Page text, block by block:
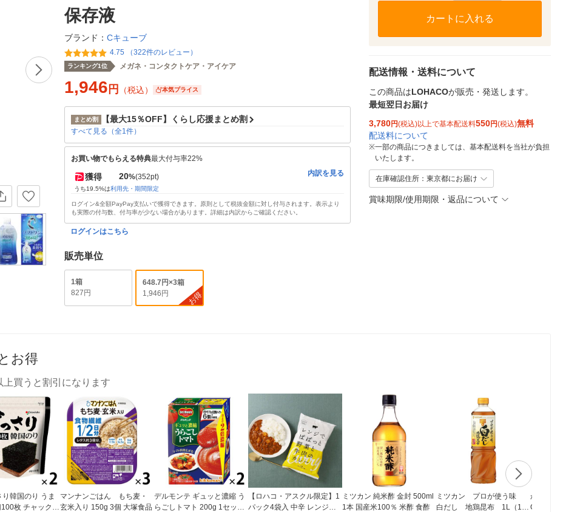
保存液
ブランド： Cキューブ
4.75 （322件のレビュー）
ランキング1位 メガネ・コンタクトケア・アイケア
1,946 円 （税込） 本気プライス
まとめ割 【最大15％OFF】くらし応援まとめ割
すべて見る（全1件）
お買い物でもらえる特典最大付与率22%
獲得 20%(352pt)
うち19.5%は利用先・期間限定
内訳を見る
ログイン&全額PayPay支払いで獲得できます。原則として税抜金額に対し付与されます。表示より
も実際の付与数、付与率が少ない場合があります。詳細は内訳からご確認ください。
ログインはこちら
販売単位
1箱
827円
648.7円×3箱
1,946円
お得
カートに入れる
配送情報・送料について
この商品はLOHACOが販売・発送します。
最短翌日お届け
3,780円(税込)以上で基本配送料550円(税込)無料
配送料について
※一部の商品につきましては、基本配送料を当社が負担
いたします。
在庫確認住所：東京都にお届け
賞味期限/使用期限・返品について
お得
買うと割引になります
韓国のり うま
枚 チャック付
マンナンごはん もち麦・
玄米入り 150g 3個 大塚食品
デルモンテ ギュッと濃縮 う
らごしトマト 200g 1セット
【ロハコ・アスクル限定】1
パック4袋入 中辛 レンジで
ミツカン 純米酢 金封 500ml
1本 国産米100％ 米酢 食酢
ミツカン プロが使う味
白だし 地鶏昆布 1L（100
からだに
GI 500g